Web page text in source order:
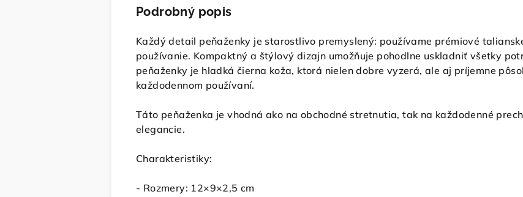
Podrobný popis
Každý detail peňaženky je starostlivo premyslený: používame prémiové
používanie. Kompaktný a štýlový dizajn umožňuje pohodlne uskladniť všetky
peňaženky je hladká čierna koža, ktorá nielen dobre vyzerá, ale aj príjemne
každodennom používaní.
Táto peňaženka je vhodná ako na obchodné stretnutia, tak na každodenné
elegancie.
Charakteristiky:
- Rozmery: 12×9×2,5 cm